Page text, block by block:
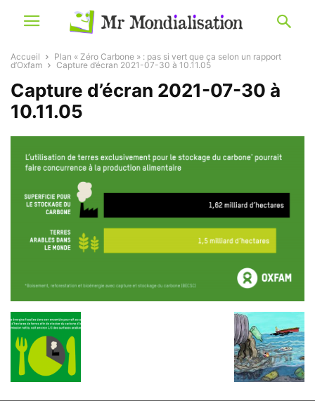
Accueil
Plan « Zéro Carbone » : pas si vert que ça selon un rapport
d’Oxfam
Capture d’écran 2021-07-30 à 10.11.05
Capture d’écran 2021-07-30 à
10.11.05